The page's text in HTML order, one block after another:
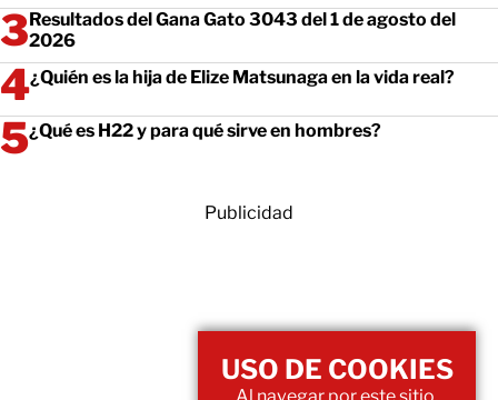
Resultados del Gana Gato 3043 del 1 de agosto del
2026
¿Quién es la hija de Elize Matsunaga en la vida real?
¿Qué es H22 y para qué sirve en hombres?
Publicidad
USO DE COOKIES